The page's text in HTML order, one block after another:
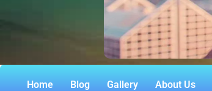
Home Blog Gallery About Us